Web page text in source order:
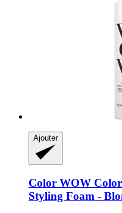
Ajouter
Color WOW
Styling Foam -​